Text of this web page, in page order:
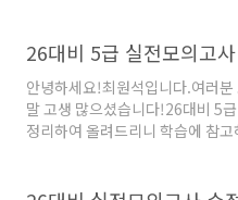
에 참고하시기 바랍니다. 모두들
적으로 합격하시길 응원하고 있
게 최원석의 가호가 있길 바라며
26대비 5급 실전모의고
안녕하세요!최원석입니다.여러
말 고생 많으셨습니다!26대비 5
정리하여 올려드리니 학습에 참